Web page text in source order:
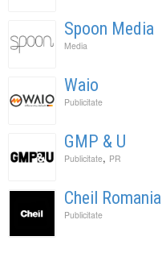
Spoon Media
Media
Waio
Publicitate
GMP & U
Publicitate, PR
Cheil Romania
Publicitate